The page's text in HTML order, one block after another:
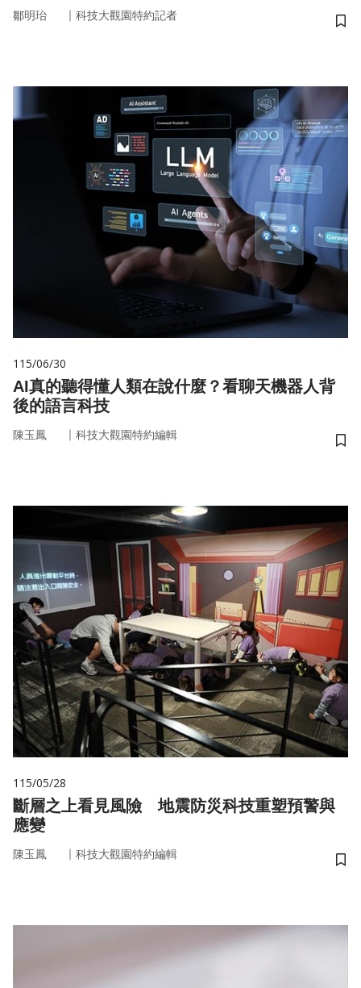
鄒明珆 ｜ 科技大觀園特約記者
儲
115/06/30
AI真的聽得懂人類在說什麼？看聊天機器人背
後的語言科技
陳玉鳳 ｜ 科技大觀園特約編輯
儲
115/05/28
斷層之上看見風險 地震防災科技重塑預警與
應變
陳玉鳳 ｜ 科技大觀園特約編輯
儲